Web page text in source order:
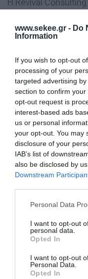
www.sekee.gr - Do
Information
If you wish to opt-out
processing of your
targeted advertising
section to confirm
opt-out request is
interest-based ads
us or personal
your opt-out. You may
disclosure of your
IAB’s list of
also be disclosed by
Downstream
Personal Data
I want to opt-out
personal data.
Opted In
I want to opt-out
Personal Data.
Opted In
απλοποίηση των
Nolan ένα στιβαρό
υιοθέτηση
εστιατορίου
επιβαρύνσεις,
δραστηριότητάς του.
Παράλληλα, η
διαχειρίζεται με
εξασφαλίζοντας
ακρίβεια,
της μισθοδοτικής
ενισχύει την
εσωτερικό της